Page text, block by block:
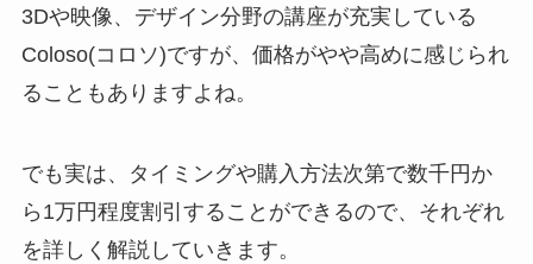
3Dや映像、デザイン分野の講座が充実している
Coloso(コロソ)ですが、価格がやや高めに感じられ
ることもありますよね。
でも実は、タイミングや購入方法次第で数千円か
ら1万円程度割引することができるので、それぞれ
を詳しく解説していきます。